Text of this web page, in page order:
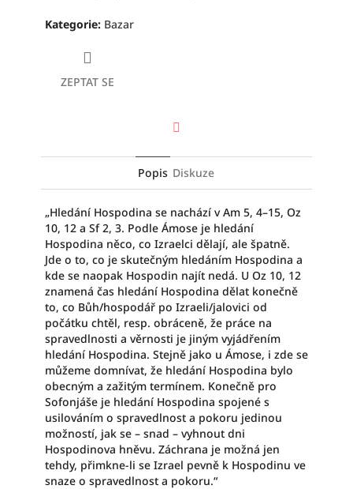
Kategorie: Bazar
ZEPTAT SE
Popis Diskuze
„Hledání Hospodina se nachází v Am 5, 4–15, Oz
10, 12 a Sf 2, 3. Podle Ámose je hledání
Hospodina něco, co Izraelci dělají, ale špatně.
Jde o to, co je skutečným hledáním Hospodina a
kde se naopak Hospodin najít nedá. U Oz 10, 12
znamená čas hledání Hospodina dělat konečně
to, co Bůh/hospodář po Izraeli/jalovici od
počátku chtěl, resp. obráceně, že práce na
spravedlnosti a věrnosti je jiným vyjádřením
hledání Hospodina. Stejně jako u Ámose, i zde se
můžeme domnívat, že hledání Hospodina bylo
obecným a zažitým termínem. Konečně pro
Sofonjáše je hledání Hospodina spojené s
usilováním o spravedlnost a pokoru jedinou
možností, jak se – snad – vyhnout dni
Hospodinova hněvu. Záchrana je možná jen
tehdy, přimkne-li se Izrael pevně k Hospodinu ve
snaze o spravedlnost a pokoru.“